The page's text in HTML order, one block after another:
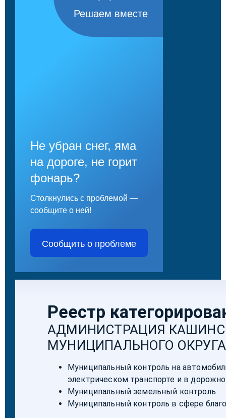
Решаем вместе
Не убран снег, яма
на дороге, не горит
фонарь?
Столкнулись с проблемой —
сообщите о ней!
Сообщить о проблеме